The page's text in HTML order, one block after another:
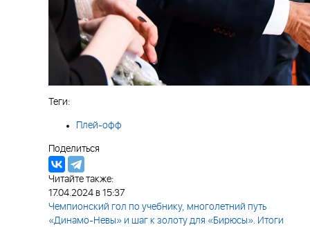
Теги:
Плей-офф
Поделиться
Читайте также:
17.04.2024 в 15:37
Чемпионский гол по учебнику, многолетний путь
«Динамо-Невы» и шаг к золоту для «Бирюсы». Итоги